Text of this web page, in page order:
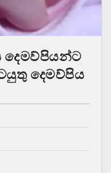
දෙමව්පියන්ට
දෙමව්පිය